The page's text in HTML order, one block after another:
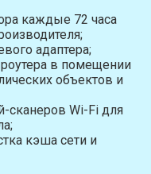
каждые 72 часа
адаптера;
в помещении
объектов и
сканеров Wi-Fi для
кэша сети и